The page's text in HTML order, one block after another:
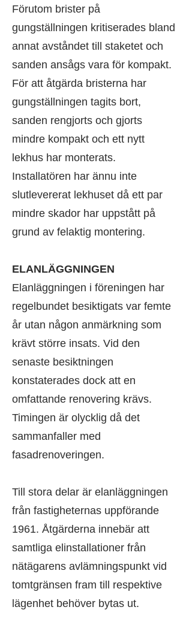
Förutom brister på
gungställningen kritiserades bland
annat avståndet till staketet och
sanden ansågs vara för kompakt.
För att åtgärda bristerna har
gungställningen tagits bort,
sanden rengjorts och gjorts
mindre kompakt och ett nytt
lekhus har monterats.
Installatören har ännu inte
slutlevererat lekhuset då ett par
mindre skador har uppstått på
grund av felaktig montering.
ELANLÄGGNINGEN
Elanläggningen i föreningen har
regelbundet besiktigats var femte
år utan någon anmärkning som
krävt större insats. Vid den
senaste besiktningen
konstaterades dock att en
omfattande renovering krävs.
Timingen är olycklig då det
sammanfaller med
fasadrenoveringen.
Till stora delar är elanläggningen
från fastigheternas uppförande
1961. Åtgärderna innebär att
samtliga elinstallationer från
nätägarens avlämningspunkt vid
tomtgränsen fram till respektive
lägenhet behöver bytas ut.